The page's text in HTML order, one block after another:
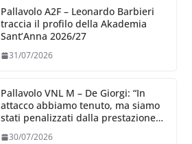
Pallavolo A2F – Leonardo Barbieri
traccia il profilo della Akademia
Sant’Anna 2026/27
31/07/2026
Pallavolo VNL M – De Giorgi: “In
attacco abbiamo tenuto, ma siamo
stati penalizzati dalla prestazione
30/07/2026